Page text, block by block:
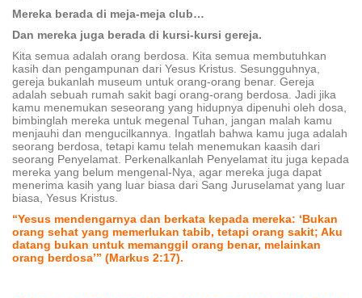
Mereka berada di meja-meja club…
Dan mereka juga berada di kursi-kursi gereja.
Kita semua adalah orang berdosa. Kita semua membutuhkan
kasih dan pengampunan dari Yesus Kristus. Sesungguhnya,
gereja bukanlah museum untuk orang-orang benar. Gereja
adalah sebuah rumah sakit bagi orang-orang berdosa. Jadi jika
kamu menemukan seseorang yang hidupnya dipenuhi oleh dosa,
bimbinglah mereka untuk megenal Tuhan, jangan malah kamu
menjauhi dan mengucilkannya. Ingatlah bahwa kamu juga adalah
seorang berdosa, tetapi kamu telah menemukan kaasih dari
seorang Penyelamat. Perkenalkanlah Penyelamat itu juga kepada
mereka yang belum mengenal-Nya, agar mereka juga dapat
menerima kasih yang luar biasa dari Sang Juruselamat yang luar
biasa, Yesus Kristus.
“Yesus mendengarnya dan berkata kepada mereka: ‘Bukan
orang sehat yang memerlukan tabib, tetapi orang sakit; Aku
datang bukan untuk memanggil orang benar, melainkan
orang berdosa’” (Markus 2:17).